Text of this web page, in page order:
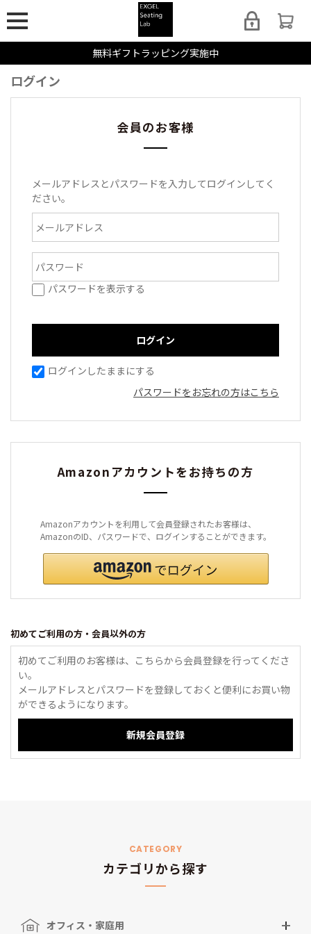
無料ギフトラッピング実施中
ログイン
会員のお客様
メールアドレスとパスワードを入力してログインしてく
ださい。
パスワードを表示する
ログインしたままにする
パスワードをお忘れの方はこちら
Amazonアカウントをお持ちの方
Amazonアカウントを利用して会員登録されたお客様は、
AmazonのID、パスワードで、ログインすることができます。
初めてご利用の方・会員以外の方
初めてご利用のお客様は、こちらから会員登録を行ってくださ
い。
メールアドレスとパスワードを登録しておくと便利にお買い物
ができるようになります。
CATEGORY
カテゴリから探す
オフィス・家庭用